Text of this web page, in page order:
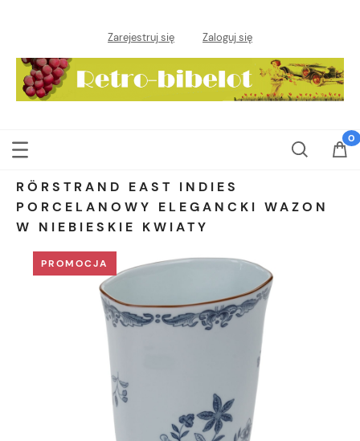
Zarejestruj się Zaloguj się
RÖRSTRAND EAST INDIES
PORCELANOWY ELEGANCKI WAZON
W NIEBIESKIE KWIATY
PROMOCJA